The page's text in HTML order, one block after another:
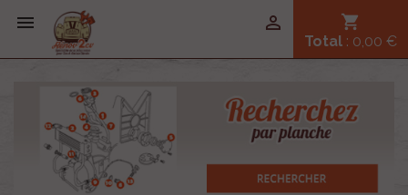
 shopping_cart
Total : 0,00 €
